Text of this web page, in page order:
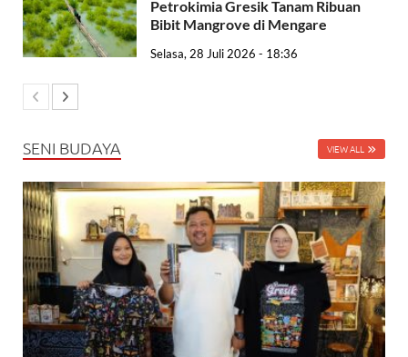
Petrokimia Gresik Tanam Ribuan
Bibit Mangrove di Mengare
Selasa, 28 Juli 2026 - 18:36
SENI BUDAYA VIEW ALL